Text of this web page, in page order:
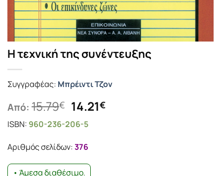
Η τεχνική της συνέντευξης
Συγγραφέας: Μπρέιντι Τζον
Από: 15.79€ Original
price
was:
15.79€.
14.21€Η
ISBN: 960-236-206-5
Αριθμός σελίδων:376
• Άμεσα διαθέσιμο.